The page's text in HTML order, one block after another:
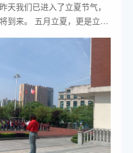
天我们已进入了立夏节气，
到来。 五月立夏，更是立志
生，五月正好是一个人的青